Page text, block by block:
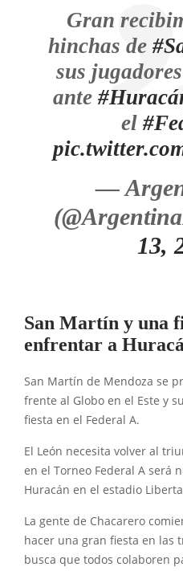
Gran
hinchas de
sus
ante
el
—
13,
San Martín y una
enfrentar a
San Martín de Mendoza se
frente al Globo en el Este y
fiesta en el Federal A.
El León necesita volver al
en el Torneo Federal A será
Huracán en el estadio
La gente de Chacarero
hacer una gran fiesta en las
busca que todos colaboren